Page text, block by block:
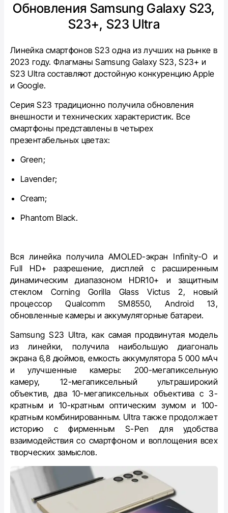
Обновления Samsung Galaxy S23,
S23+, S23 Ultra
Линейка смартфонов S23 одна из лучших на рынке в
2023 году. Флагманы Samsung Galaxy S23, S23+ и
S23 Ultra составляют достойную конкуренцию Apple
и Google.
Серия S23 традиционно получила обновления
внешности и технических характеристик. Все
смартфоны представлены в четырех
презентабельных цветах:
Green;
Lavender;
Cream;
Phantom Black.
Вся линейка получила AMOLED-экран Infinity-O и
Full HD+ разрешение, дисплей с расширенным
динамическим диапазоном HDR10+ и защитным
стеклом Corning Gorilla Glass Victus 2, новый
процессор Qualcomm SM8550, Android 13,
обновленные камеры и аккумуляторные батареи.
Samsung S23 Ultra, как самая продвинутая модель
из линейки, получила наибольшую диагональ
экрана 6,8 дюймов, емкость аккумулятора 5 000 мАч
и улучшенные камеры: 200-мегапиксельную
камеру, 12-мегапиксельный ультраширокий
объектив, два 10-мегапиксельных объектива с 3-
кратным и 10-кратным оптическим зумом и 100-
кратным комбинированным. Ultra также продолжает
историю с фирменным S-Pen для удобства
взаимодействия со смартфоном и воплощения всех
творческих замыслов.